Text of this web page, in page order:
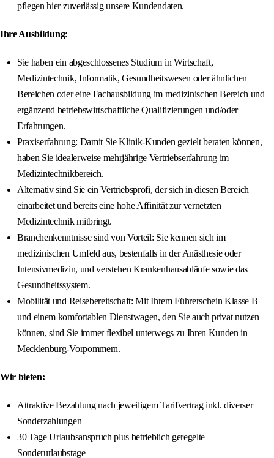
pflegen hier zuverlässig unsere Kundendaten.
Ihre Ausbildung:
Sie haben ein abgeschlossenes Studium in Wirtschaft,
Medizintechnik, Informatik, Gesundheitswesen oder ähnlichen
Bereichen oder eine Fachausbildung im medizinischen Bereich und
ergänzend betriebswirtschaftliche Qualifizierungen und/oder
Erfahrungen.
Praxiserfahrung: Damit Sie Klinik-Kunden gezielt beraten können,
haben Sie idealerweise mehrjährige Vertriebserfahrung im
Medizintechnikbereich.
Alternativ sind Sie ein Vertriebsprofi, der sich in diesen Bereich
einarbeitet und bereits eine hohe Affinität zur vernetzten
Medizintechnik mitbringt.
Branchenkenntnisse sind von Vorteil: Sie kennen sich im
medizinischen Umfeld aus, bestenfalls in der Anästhesie oder
Intensivmedizin, und verstehen Krankenhausabläufe sowie das
Gesundheitssystem.
Mobilität und Reisebereitschaft: Mit Ihrem Führerschein Klasse B
und einem komfortablen Dienstwagen, den Sie auch privat nutzen
können, sind Sie immer flexibel unterwegs zu Ihren Kunden in
Mecklenburg-Vorpommern.
Wir bieten:
Attraktive Bezahlung nach jeweiligem Tarifvertrag inkl. diverser
Sonderzahlungen
30 Tage Urlaubsanspruch plus betrieblich geregelte
Sonderurlaubstage